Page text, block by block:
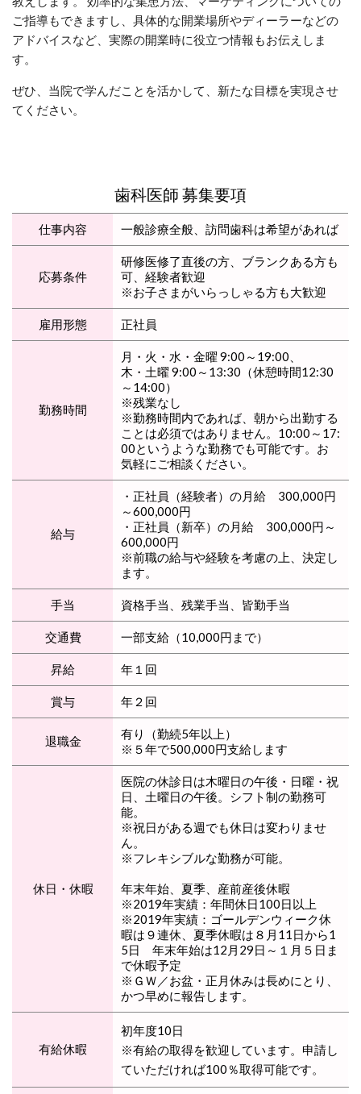
ご指導もできますし、具体的な開業場所やディーラーなどの
アドバイスなど、実際の開業時に役立つ情報もお伝えしま
す。
ぜひ、当院で学んだことを活かして、新たな目標を実現させ
てください。
歯科医師 募集要項
仕事内容 一般診療全般、訪問歯科は希望があれば
応募条件
研修医修了直後の方、ブランクある方も
可、経験者歓迎
※お子さまがいらっしゃる方も大歓迎
雇用形態 正社員
勤務時間
月・火・水・金曜 9:00～19:00、
木・土曜 9:00～13:30（休憩時間12:30
～14:00）
※残業なし
※勤務時間内であれば、朝から出勤する
ことは必須ではありません。10:00～17:
00というような勤務でも可能です。お
気軽にご相談ください。
給与
・正社員（経験者）の月給 300,000円
～600,000円
・正社員（新卒）の月給 300,000円～
600,000円
※前職の給与や経験を考慮の上、決定し
ます。
手当 資格手当、残業手当、皆勤手当
交通費 一部支給（10,000円まで）
昇給 年１回
賞与 年２回
退職金
有り（勤続5年以上）
※５年で500,000円支給します
休日・休暇
医院の休診日は木曜日の午後・日曜・祝
日、土曜日の午後。シフト制の勤務可
能。
※祝日がある週でも休日は変わりませ
ん。
※フレキシブルな勤務が可能。
年末年始、夏季、産前産後休暇
※2019年実績：年間休日100日以上
※2019年実績：ゴールデンウィーク休
暇は９連休、夏季休暇は８月11日から1
5日 年末年始は12月29日～１月５日ま
で休暇予定
※ＧＷ／お盆・正月休みは長めにとり、
かつ早めに報告します。
有給休暇
初年度10日
※有給の取得を歓迎しています。申請し
ていただければ100％取得可能です。